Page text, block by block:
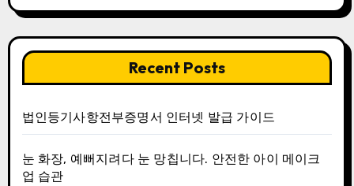
Recent Posts
법인등기사항전부증명서 인터넷 발급 가이드
눈 화장, 예뻐지려다 눈 망칩니다. 안전한 아이 메이크
업 습관